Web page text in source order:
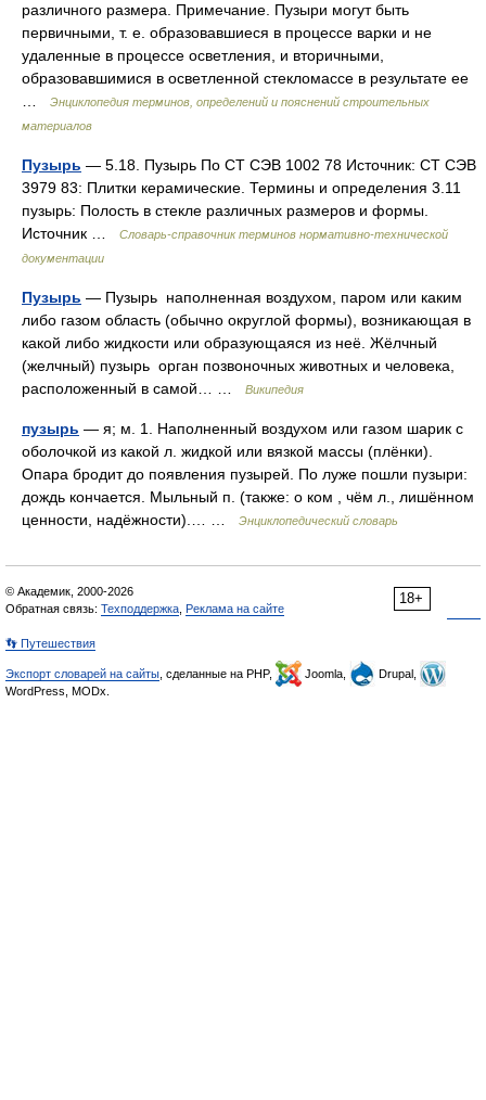
различного размера. Примечание. Пузыри могут быть
первичными, т. е. образовавшиеся в процессе варки и не
удаленные в процессе осветления, и вторичными,
образовавшимися в осветленной стекломассе в результате ее
Энциклопедия терминов, определений и пояснений строительных
материалов
Пузырь — 5.18. Пузырь По СТ СЭВ 1002 78 Источник: СТ СЭВ
3979 83: Плитки керамические. Термины и определения 3.11
пузырь: Полость в стекле различных размеров и формы.
Источник …
Словарь-справочник терминов нормативно-технической
документации
Пузырь — Пузырь наполненная воздухом, паром или каким
либо газом область (обычно округлой формы), возникающая в
какой либо жидкости или образующаяся из неё. Жёлчный
(желчный) пузырь орган позвоночных животных и человека,
расположенный в самой… …
Википедия
пузырь — я; м. 1. Наполненный воздухом или газом шарик с
оболочкой из какой л. жидкой или вязкой массы (плёнки).
Опара бродит до появления пузырей. По луже пошли пузыри:
дождь кончается. Мыльный п. (также: о ком , чём л., лишённом
ценности, надёжности).… …
Энциклопедический словарь
18+
© Академик, 2000-2026
Обратная связь: Техподдержка Реклама на сайте
👣 Путешествия
Экспорт словарей на сайты , сделанные на PHP, Joomla,
Drupal,
WordPress, MODx.